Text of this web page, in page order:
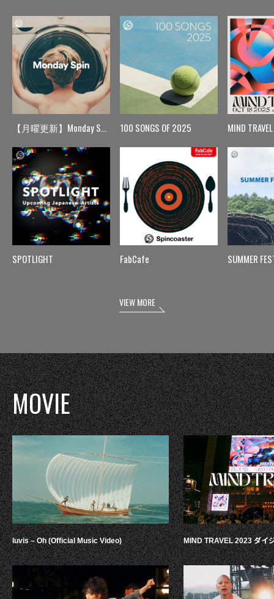
【月曜更新】Monday Spin
SPOTLIGHT
100 SONGS OF 2025
FabCafe
MIND TRAVEL
SUMMER
VIEW MORE
MOVIE
luvis – Oh (Official Music Video) MIND TRAVEL 2023 ダイ